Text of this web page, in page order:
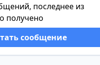
последнее из
получено
сообщение